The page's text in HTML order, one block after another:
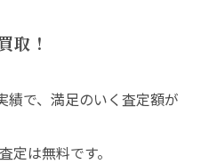
取！
績で、満足のいく査定額が
定は無料です。